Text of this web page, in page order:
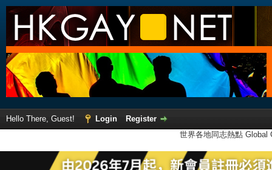
Hello There, Guest! Login
Register
世界各地同志熱點